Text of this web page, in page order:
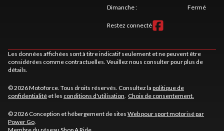
Dimanche: Fermé
Restez connecté
Les données affichées sont à titre indicatif seulement et ne peuvent être
considérées comme contractuelles. Veuillez nous consulter pour plus de
détails.
© 2026 Motoforce. Tous droits réservés. Consultez la politique de
confidentialité et les conditions d'utilisation. Choix de consentement.
© 2026 Conception et hébergement de sites Web pour sport motorisé par
Power Go.